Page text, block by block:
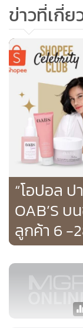
เซรัมวิตามินซี ช่วย
ข่าวที่เกี่ย
“โอปอล
OAB’S
ลูกค้า 6 -